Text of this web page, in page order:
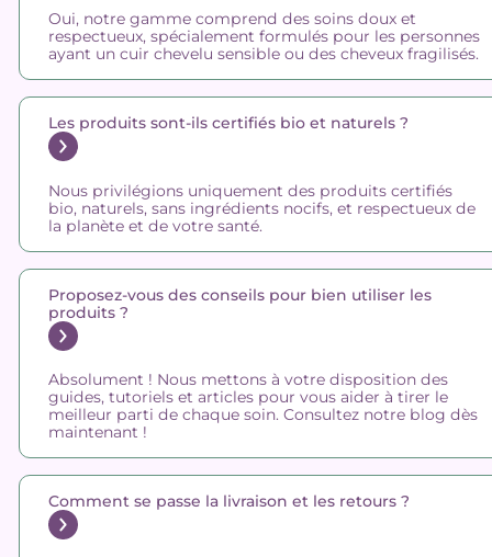
Oui, notre gamme comprend des soins doux et
respectueux, spécialement formulés pour les personnes
ayant un cuir chevelu sensible ou des cheveux fragilisés.
Les produits sont-ils certifiés bio et naturels ?
Nous privilégions uniquement des produits certifiés
bio, naturels, sans ingrédients nocifs, et respectueux de
la planète et de votre santé.
Proposez-vous des conseils pour bien utiliser les
produits ?
Absolument ! Nous mettons à votre disposition des
guides, tutoriels et articles pour vous aider à tirer le
meilleur parti de chaque soin. Consultez notre blog dès
maintenant !
Comment se passe la livraison et les retours ?